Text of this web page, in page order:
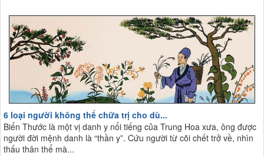
6 loại người không thể chữa trị cho dù...
Biển Thước là một vị danh y nổi tiếng của Trung Hoa xưa, ông được
người đời mệnh danh là “thần y”. Cứu người từ cõi chết trở về, nhìn
thấu thân thể mà...